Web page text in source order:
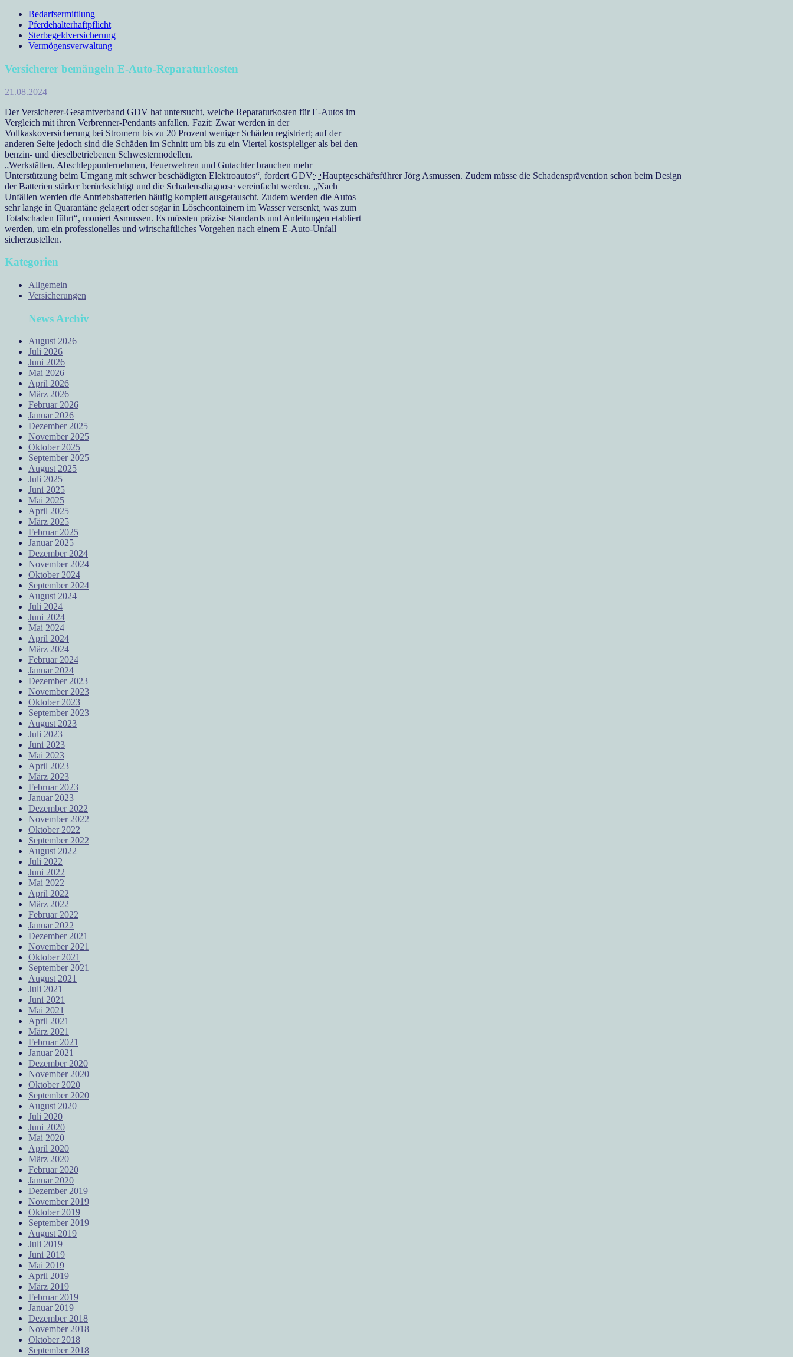
Bedarfsermittlung
Pferdehalterhaftpflicht
Sterbegeldversicherung
Vermögensverwaltung
Versicherer bemängeln E-Auto-Reparaturkosten
21.08.2024
Der Versicherer-Gesamtverband GDV hat untersucht, welche Reparaturkosten für E-Autos im
Vergleich mit ihren Verbrenner-Pendants anfallen. Fazit: Zwar werden in der
Vollkaskoversicherung bei Stromern bis zu 20 Prozent weniger Schäden registriert; auf der
anderen Seite jedoch sind die Schäden im Schnitt um bis zu ein Viertel kostspieliger als bei den
benzin- und dieselbetriebenen Schwestermodellen.
„Werkstätten, Abschleppunternehmen, Feuerwehren und Gutachter brauchen mehr
Unterstützung beim Umgang mit schwer beschädigten Elektroautos“, fordert GDVHauptgeschäftsführer Jörg Asmussen. Zudem müsse die Schadensprävention schon beim Design
der Batterien stärker berücksichtigt und die Schadensdiagnose vereinfacht werden. „Nach
Unfällen werden die Antriebsbatterien häufig komplett ausgetauscht. Zudem werden die Autos
sehr lange in Quarantäne gelagert oder sogar in Löschcontainern im Wasser versenkt, was zum
Totalschaden führt“, moniert Asmussen. Es müssten präzise Standards und Anleitungen etabliert
werden, um ein professionelles und wirtschaftliches Vorgehen nach einem E-Auto-Unfall
sicherzustellen.
Kategorien
Allgemein
Versicherungen
News Archiv
August 2026
Juli 2026
Juni 2026
Mai 2026
April 2026
März 2026
Februar 2026
Januar 2026
Dezember 2025
November 2025
Oktober 2025
September 2025
August 2025
Juli 2025
Juni 2025
Mai 2025
April 2025
März 2025
Februar 2025
Januar 2025
Dezember 2024
November 2024
Oktober 2024
September 2024
August 2024
Juli 2024
Juni 2024
Mai 2024
April 2024
März 2024
Februar 2024
Januar 2024
Dezember 2023
November 2023
Oktober 2023
September 2023
August 2023
Juli 2023
Juni 2023
Mai 2023
April 2023
März 2023
Februar 2023
Januar 2023
Dezember 2022
November 2022
Oktober 2022
September 2022
August 2022
Juli 2022
Juni 2022
Mai 2022
April 2022
März 2022
Februar 2022
Januar 2022
Dezember 2021
November 2021
Oktober 2021
September 2021
August 2021
Juli 2021
Juni 2021
Mai 2021
April 2021
März 2021
Februar 2021
Januar 2021
Dezember 2020
November 2020
Oktober 2020
September 2020
August 2020
Juli 2020
Juni 2020
Mai 2020
April 2020
März 2020
Februar 2020
Januar 2020
Dezember 2019
November 2019
Oktober 2019
September 2019
August 2019
Juli 2019
Juni 2019
Mai 2019
April 2019
März 2019
Februar 2019
Januar 2019
Dezember 2018
November 2018
Oktober 2018
September 2018